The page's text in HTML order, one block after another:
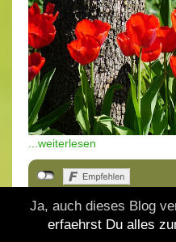
...weiterlesen
Ja, auch dieses Blog
erfaehrst Du alles